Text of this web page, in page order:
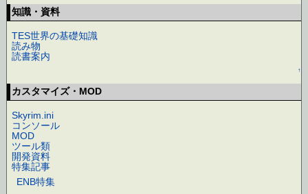
知識・資料
TES世界の基礎知識
読み物
読書案内
↑
カスタマイズ・MOD
Skyrim.ini
コンソール
MOD
ツール類
開発資料
特集記事
ENB特集